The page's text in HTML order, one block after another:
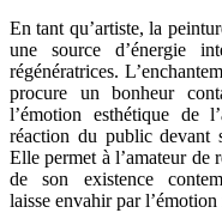
En tant qu’artiste, la
une source d’énergie
régénératrices.
procure un bonheur
l’émotion esthétique de
réaction du public devant
Elle permet à l’amateur de
de son existence
laisse envahir par l’émotion